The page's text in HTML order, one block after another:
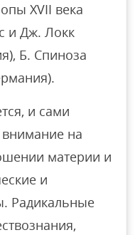
XVII века
и Дж. Локк
Б. Спиноза
и сами
на
материи и
и
Радикальные